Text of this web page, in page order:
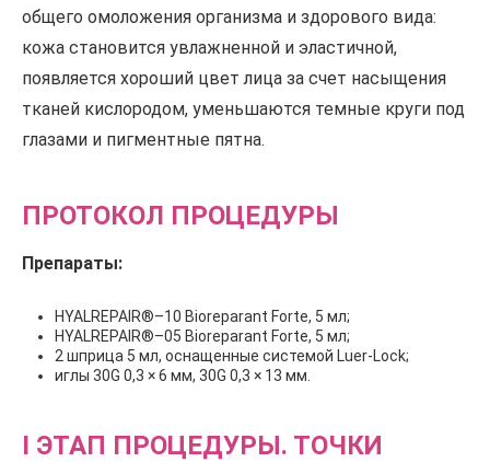
общего омоложения организма и здорового вида:
кожа становится увлажненной и эластичной,
появляется хороший цвет лица за счет насыщения
тканей кислородом, уменьшаются темные круги под
глазами и пигментные пятна.
ПРОТОКОЛ ПРОЦЕДУРЫ
Препараты:
HYALREPAIR®–10 Bioreparant Forte, 5 мл;
HYALREPAIR®–05 Bioreparant Forte, 5 мл;
2 шприца 5 мл, оснащенные системой Luer-Lock;
иглы 30G 0,3 × 6 мм, 30G 0,3 × 13 мм.
I ЭТАП ПРОЦЕДУРЫ. ТОЧКИ